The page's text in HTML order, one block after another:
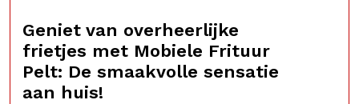
Geniet van overheerlijke
frietjes met Mobiele Frituur
Pelt: De smaakvolle sensatie
aan huis!